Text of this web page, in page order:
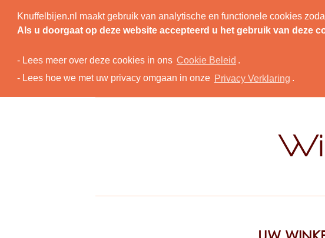
Knuffelbijen.nl maakt gebruik van analytische en functionele cookies
Als u doorgaat op deze website accepteerd u het gebruik van deze
- Lees meer over deze cookies in ons Cookie Beleid .
- Lees hoe we met uw privacy omgaan in onze Privacy Verklaring .
TOP NIEUW